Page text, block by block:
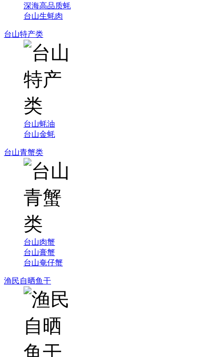
深海高品质蚝
台山生蚝肉
台山特产类
台山蚝油
台山金蚝
台山青蟹类
台山肉蟹
台山膏蟹
台山奄仔蟹
渔民自晒鱼干